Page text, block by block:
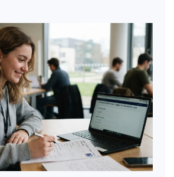
Antémed
Epsilon
!